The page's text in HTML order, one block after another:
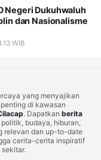
Negeri Dukuhwaluh
dan Nasionalisme
WIB
yang menyajikan
di kawasan
. Dapatkan berita
budaya, hiburan,
relevan dan up-to-date
cerita-cerita inspiratif